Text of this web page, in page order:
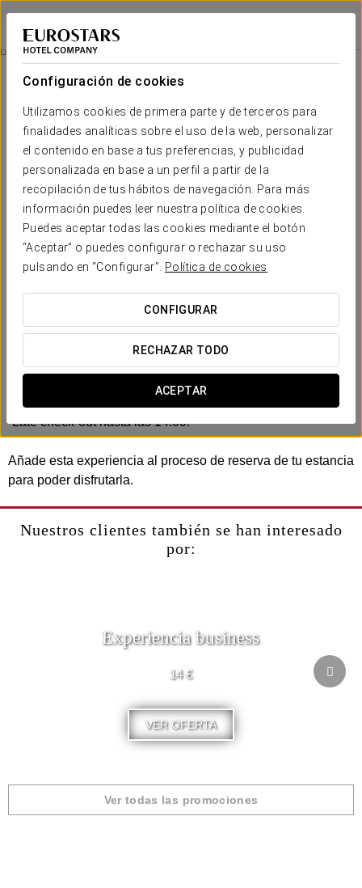
Configuración de cookies
Utilizamos cookies de primera parte y de terceros para
finalidades analíticas sobre el uso de la web, personalizar
el contenido en base a tus preferencias, y publicidad
personalizada en base a un perfil a partir de la
recopilación de tus hábitos de navegación. Para más
información puedes leer nuestra política de cookies.
Puedes aceptar todas las cookies mediante el botón
“Aceptar” o puedes configurar o rechazar su uso
pulsando en “Configurar”.
Política de cookies
CONFIGURAR
RECHAZAR TODO
ACEPTAR
Exe Madrid Norte
MADRID
Experiencia Romántica
30 €
Experiencia romántica
Disfruta con nosotros de una velada romántica en pareja.
-Cofre de bombones.
-Fruta fresca de temporada.
-Late check-out hasta las 14:00.
Añade esta experiencia al proceso de reserva de tu estancia
para poder disfrutarla.
Nuestros clientes también se han interesado
por:
Experiencia business
14 €
VER OFERTA
Ver todas las promociones